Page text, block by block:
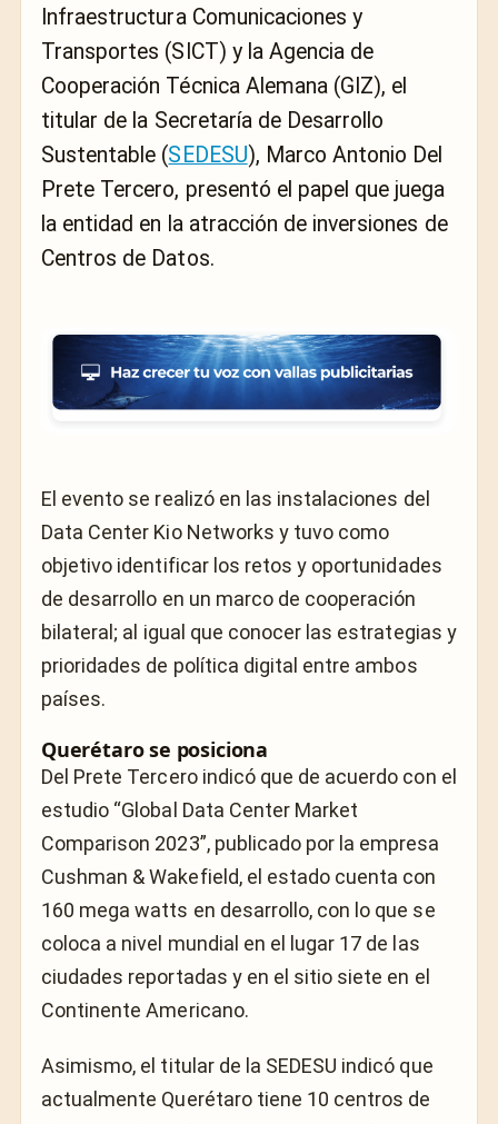
Infraestructura Comunicaciones y
Transportes (SICT) y la Agencia de
Cooperación Técnica Alemana (GIZ), el
titular de la Secretaría de Desarrollo
Sustentable (SEDESU), Marco Antonio Del
Prete Tercero, presentó el papel que juega
la entidad en la atracción de inversiones de
Centros de Datos.
El evento se realizó en las instalaciones del
Data Center Kio Networks y tuvo como
objetivo identificar los retos y oportunidades
de desarrollo en un marco de cooperación
bilateral; al igual que conocer las estrategias y
prioridades de política digital entre ambos
países.
Querétaro se posiciona
Del Prete Tercero indicó que de acuerdo con el
estudio “Global Data Center Market
Comparison 2023”, publicado por la empresa
Cushman & Wakefield, el estado cuenta con
160 mega watts en desarrollo, con lo que se
coloca a nivel mundial en el lugar 17 de las
ciudades reportadas y en el sitio siete en el
Continente Americano.
Asimismo, el titular de la SEDESU indicó que
actualmente Querétaro tiene 10 centros de